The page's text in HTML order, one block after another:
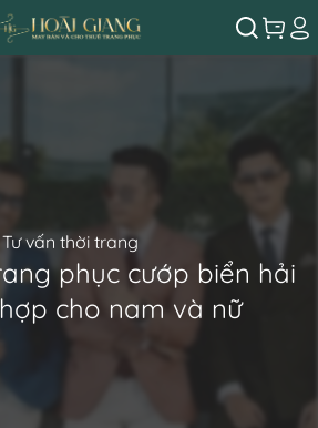
Tư vấn thời trang
phục cướp biển hải
cho nam và nữ